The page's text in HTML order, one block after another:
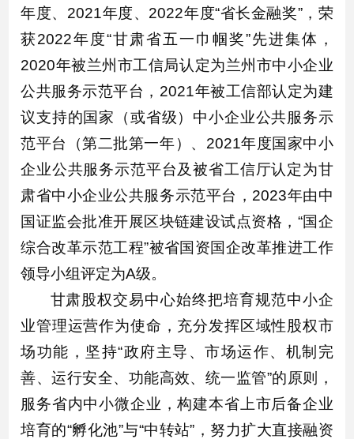
年度、2021年度、2022年度“省长金融奖”，荣
获2022年度“甘肃省五一巾帼奖”先进集体，
2020年被兰州市工信局认定为兰州市中小企业
公共服务示范平台，2021年被工信部认定为建
议支持的国家（或省级）中小企业公共服务示
范平台（第二批第一年）、2021年度国家中小
企业公共服务示范平台及被省工信厅认定为甘
肃省中小企业公共服务示范平台，2023年由中
国证监会批准开展区块链建设试点资格，“国企
综合改革示范工程”被省国资国企改革推进工作
领导小组评定为A级。
甘肃股权交易中心始终把培育规范中小企
业管理运营作为使命，充分发挥区域性股权市
场功能，坚持“政府主导、市场运作、机制完
善、运行安全、功能高效、统一监管”的原则，
服务省内中小微企业，构建本省上市后备企业
培育的“孵化池”与“中转站”，努力扩大直接融资